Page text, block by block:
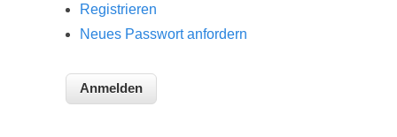
Registrieren
Neues Passwort anfordern